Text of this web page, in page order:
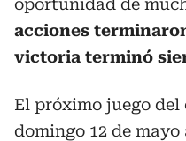
oportunidad de
acciones
victoria terminó
El próximo juego del
domingo 12 de mayo